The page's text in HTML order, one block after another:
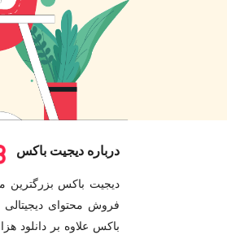
درباره دیجیت باکس
دیجیت باکس بزرگترین
فروش محتوای
باکس علاوه بر دانلود